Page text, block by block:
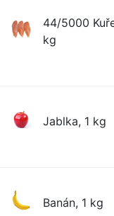
44/5000
kg
Jablka, 1 kg
Banán, 1 kg